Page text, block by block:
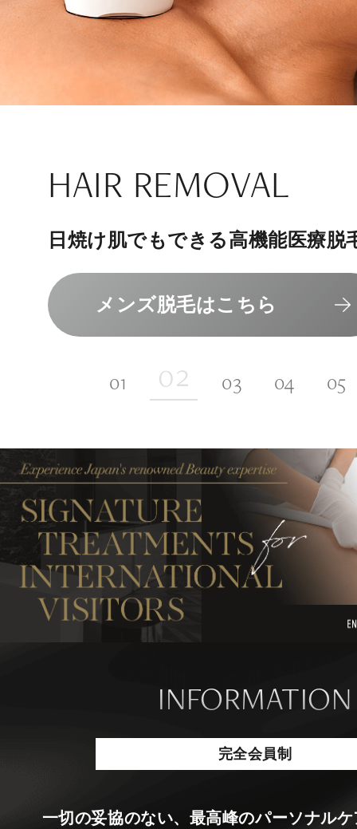
上質な美容医療サービスを提供し
人気メニューはこちら
HAIR REMOVAL
日焼け肌でもできる高機能医療脱
メンズ脱毛はこちら
組めるスキンケアトライアル
スキンケアトライアルはこ
PHILOSOPHY
“男性”特化の美容
コンセプトはこちら
内側から若々しく健康な身体へ
エクソソーム療法はこちら
NAD+点滴はこちら
INVITATION
メンバーシップを、最高のギフト
メンバーシップのご案内
INFORMATION
完全会員制
一切の妥協のない、最高峰のパーソナル